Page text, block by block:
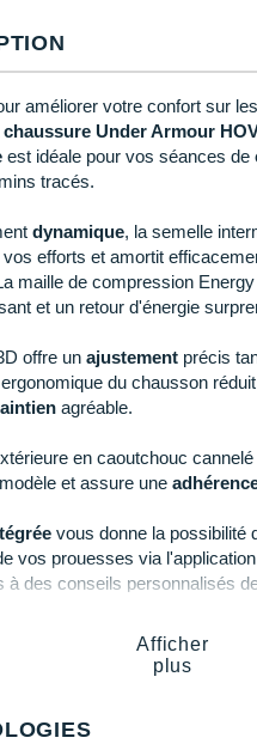
améliorer votre confort sur
chaussure Under Armour
est idéale pour vos séances de
tracés.
dynamique, la semelle
efforts et amortit
maille de compression
et un retour d'énergie
offre un ajustement précis
du chausson
agréable.
en caoutchouc
et assure une
vous donne la possibilité
vos prouesses via
à des conseils personnalisés
intermédiaire HOVR
:
Afficher
plus